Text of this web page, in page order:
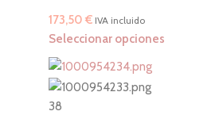
173,50 € IVA incluido
Seleccionar opciones
38